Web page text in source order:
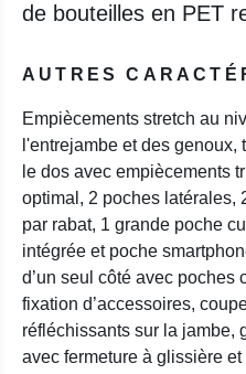
de bouteilles en PET
AUTRES
Empiècements stretch au
l'entrejambe et des
le dos avec empiècements
optimal, 2 poches latérales,
par rabat, 1 grande poche
intégrée et poche
d’un seul côté avec poches
fixation d’accessoires,
réfléchissants sur la jambe,
avec fermeture à glissière